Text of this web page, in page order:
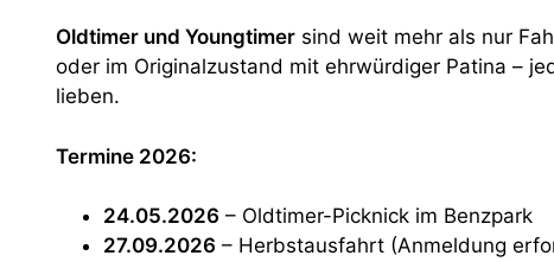
Oldtimer und Youngtimer sind weit mehr als nur
oder im Originalzustand mit ehrwürdiger Patina –
lieben.
Termine 2026:
24.05.2026 – Oldtimer-Picknick im Benzpark
27.09.2026 – Herbstausfahrt (Anmeldung